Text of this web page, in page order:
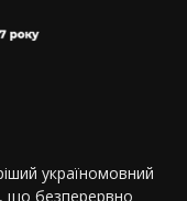
україномовний
що безперервно